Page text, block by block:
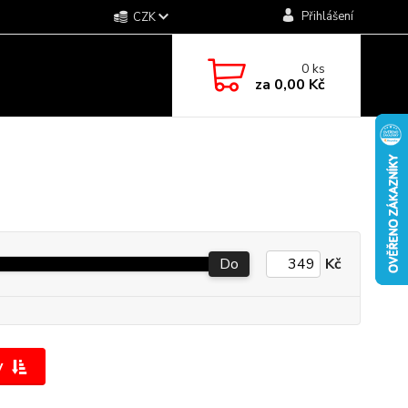
CZK Přihlášení
0ks
za 0,00 Kč
Do Kč